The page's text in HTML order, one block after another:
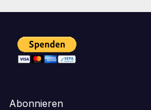
Abonnieren